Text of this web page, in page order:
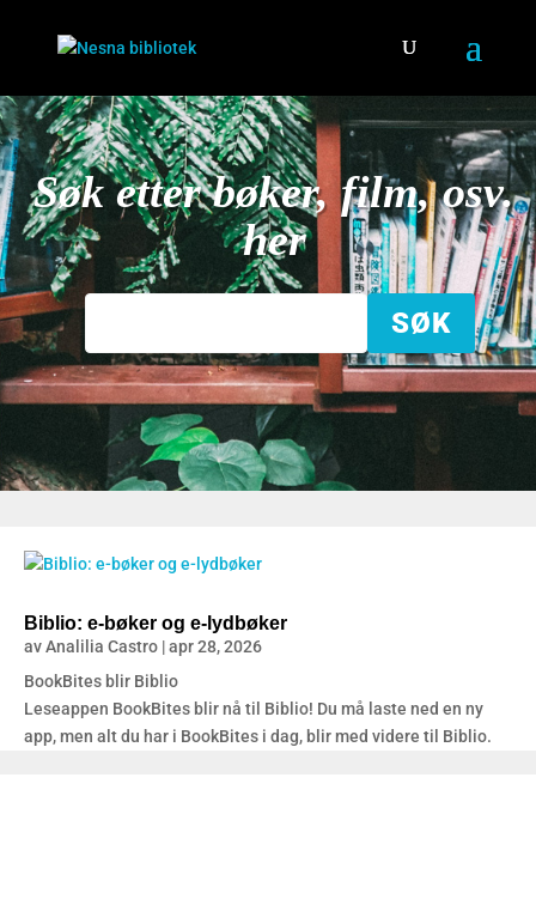
Søk etter bøker, film, osv.
her
Biblio: e-bøker og e-lydbøker
avAnalilia Castro |apr 28, 2026
BookBites blir Biblio
Leseappen BookBites blir nå til Biblio! Du må laste ned en ny
app, men alt du har i BookBites i dag, blir med videre til Biblio.